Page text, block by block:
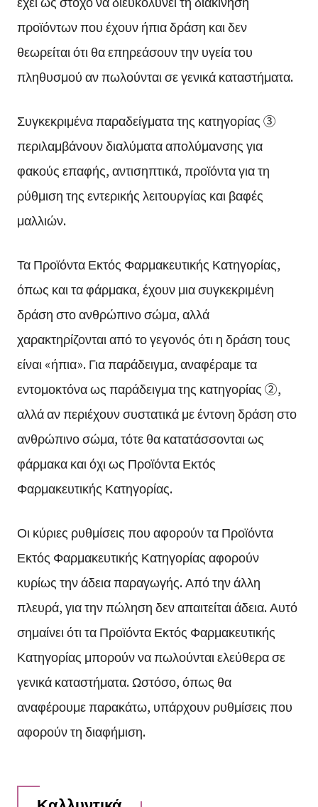
προϊόντων που έχουν ήπια δράση και δεν
θεωρείται ότι θα επηρεάσουν την υγεία του
πληθυσμού αν πωλούνται σε γενικά καταστήματα.
Συγκεκριμένα παραδείγματα της κατηγορίας ③
περιλαμβάνουν διαλύματα απολύμανσης για
φακούς επαφής, αντισηπτικά, προϊόντα για τη
ρύθμιση της εντερικής λειτουργίας και βαφές
μαλλιών.
Τα Προϊόντα Εκτός Φαρμακευτικής Κατηγορίας,
όπως και τα φάρμακα, έχουν μια συγκεκριμένη
δράση στο ανθρώπινο σώμα, αλλά
χαρακτηρίζονται από το γεγονός ότι η δράση τους
είναι «ήπια». Για παράδειγμα, αναφέραμε τα
εντομοκτόνα ως παράδειγμα της κατηγορίας ②,
αλλά αν περιέχουν συστατικά με έντονη δράση στο
ανθρώπινο σώμα, τότε θα κατατάσσονται ως
φάρμακα και όχι ως Προϊόντα Εκτός
Φαρμακευτικής Κατηγορίας.
Οι κύριες ρυθμίσεις που αφορούν τα Προϊόντα
Εκτός Φαρμακευτικής Κατηγορίας αφορούν
κυρίως την άδεια παραγωγής. Από την άλλη
πλευρά, για την πώληση δεν απαιτείται άδεια. Αυτό
σημαίνει ότι τα Προϊόντα Εκτός Φαρμακευτικής
Κατηγορίας μπορούν να πωλούνται ελεύθερα σε
γενικά καταστήματα. Ωστόσο, όπως θα
αναφέρουμε παρακάτω, υπάρχουν ρυθμίσεις που
αφορούν τη διαφήμιση.